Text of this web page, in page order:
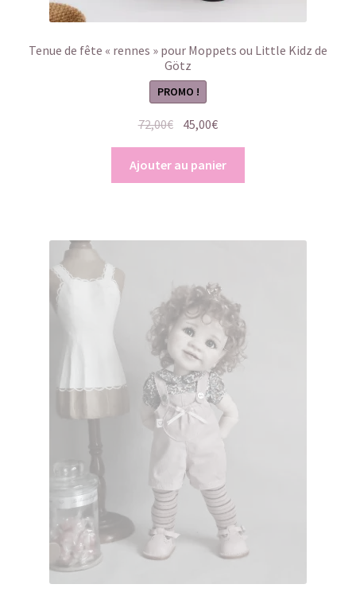
Tenue de fête « rennes » pour Moppets ou Little Kidz de
Götz
PROMO !
72,00€ Le
prix
initial
était :
45,00€Le
prix
actuel
est :
Ajouter au panier